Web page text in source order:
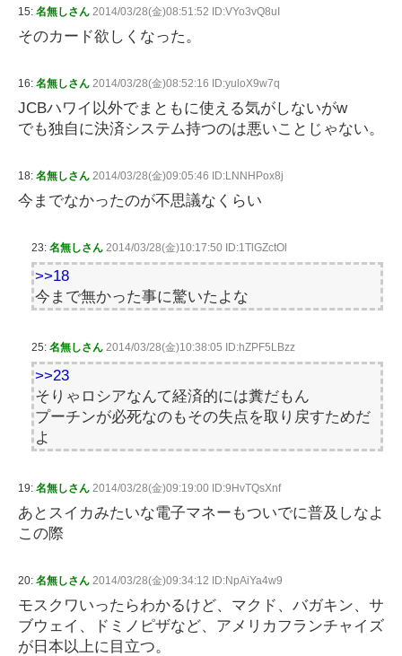
15: 名無しさん 2014/03/28(金)08:51:52 ID:VYo3vQ8uI
そのカード欲しくなった。
16: 名無しさん 2014/03/28(金)08:52:16 ID:yuloX9w7q
JCBハワイ以外でまともに使える気がしないがw
でも独自に決済システム持つのは悪いことじゃない。
18: 名無しさん 2014/03/28(金)09:05:46 ID:LNNHPox8j
今までなかったのが不思議なくらい
23: 名無しさん 2014/03/28(金)10:17:50 ID:1TlGZctOl
>>18
今まで無かった事に驚いたよな
25: 名無しさん 2014/03/28(金)10:38:05 ID:hZPF5LBzz
>>23
そりゃロシアなんて経済的には糞だもん
プーチンが必死なのもその失点を取り戻すためだ
よ
19: 名無しさん 2014/03/28(金)09:19:00 ID:9HvTQsXnf
あとスイカみたいな電子マネーもついでに普及しなよ
この際
20: 名無しさん 2014/03/28(金)09:34:12 ID:NpAiYa4w9
モスクワいったらわかるけど、マクド、バガキン、サ
ブウェイ、ドミノピザなど、アメリカフランチャイズ
が日本以上に目立つ。